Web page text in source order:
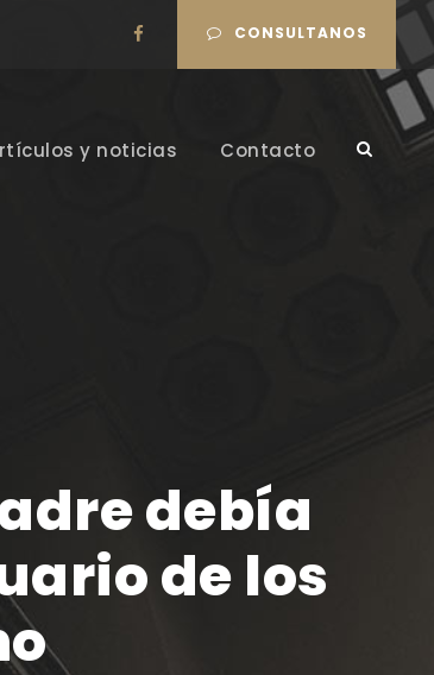
CONSULTANOS
y noticias Contacto
debía
de los